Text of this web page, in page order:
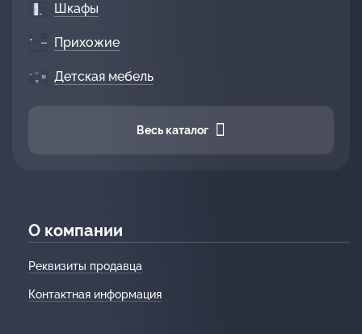
Шкафы
Прихожие
Детская мебель
Весь каталог
О компании
Реквизиты продавца
Контактная информация